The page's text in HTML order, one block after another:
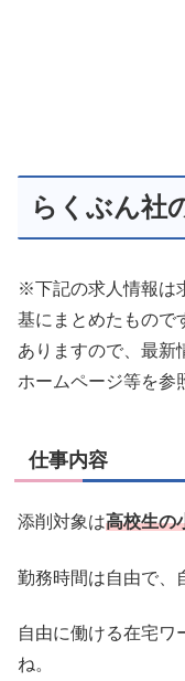
らくぶん社
※下記の求人情報は
基にまとめたもので
ありますので、最新
ホームページ等を参
仕事内容
添削対象は高校生の
勤務時間は自由で、
自由に働ける在宅ワ
ね。